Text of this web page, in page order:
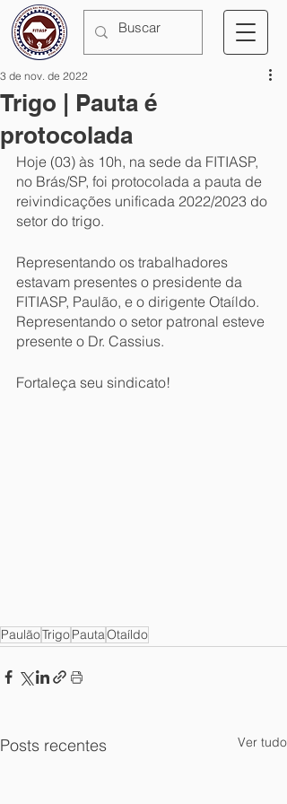
Trigo | Pauta é
protocolada
3 de nov. de 2022
Hoje (03) às 10h, na sede da FITIASP,
no Brás/SP, foi protocolada a pauta de
reivindicações unificada 2022/2023 do
setor do trigo.
Representando os trabalhadores
estavam presentes o presidente da
FITIASP, Paulão, e o dirigente Otaíldo.
Representando o setor patronal esteve
presente o Dr. Cassius.
Fortaleça seu sindicato!
PaulãoTrigoPautaOtaíldo
Posts recentes Ver tudo